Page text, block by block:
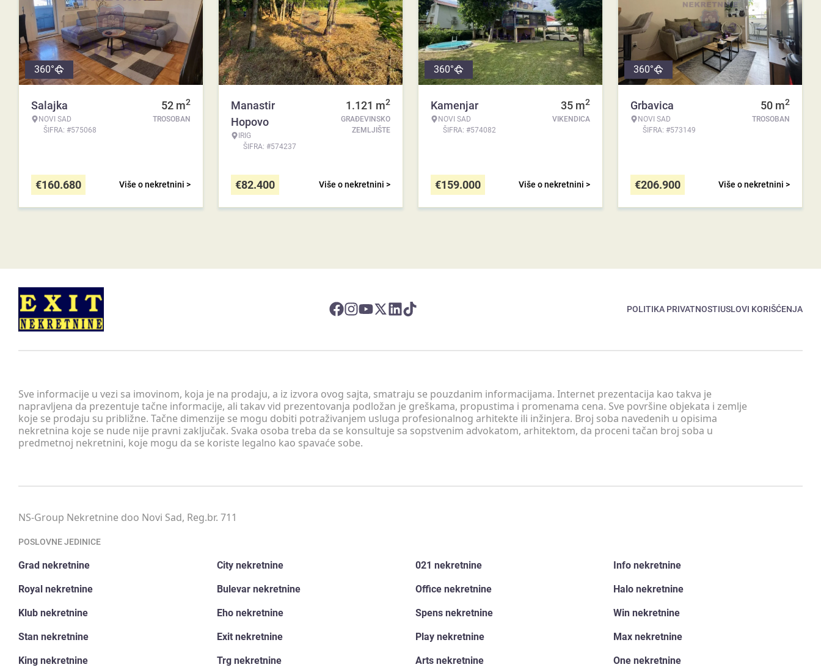
360°
Salajka
NOVI SAD
ŠIFRA: #575068
52 m2
TROSOBAN
Više o nekretnini >
€160.680
Manastir
Hopovo
IRIG
ŠIFRA: #574237
1.121 m2
GRAĐEVINSKO
ZEMLJIŠTE
Više o nekretnini >
€82.400
360°
Kamenjar
NOVI SAD
ŠIFRA: #574082
35 m2
VIKENDICA
Više o nekretnini >
€159.000
360°
Grbavica
NOVI SAD
ŠIFRA: #573149
50 m2
TROSOBAN
Više o nekretnini >
€206.900
POLITIKA PRIVATNOSTIUSLOVI KORIŠĆENJA
Sve informacije u vezi sa imovinom, koja je na prodaju, a iz izvora ovog sajta, smatraju se pouzdanim informacijama. Internet prezentacija kao takva je
napravljena da prezentuje tačne informacije, ali takav vid prezentovanja podložan je greškama, propustima i promenama cena. Sve površine objekata i zemlje
koje se prodaju su približne. Tačne dimenzije se mogu dobiti potraživanjem usluga profesionalnog arhitekte ili inžinjera. Broj soba navedenih u opisima
nekretnina koje se nude nije pravni zaključak. Svaka osoba treba da se konsultuje sa sopstvenim advokatom, arhitektom, da proceni tačan broj soba u
predmetnoj nekretnini, koje mogu da se koriste legalno kao spavaće sobe.
NS-Group Nekretnine doo Novi Sad, Reg.br. 711
POSLOVNE JEDINICE
Grad nekretnine City nekretnine 021 nekretnine Info nekretnine
Royal nekretnine Bulevar nekretnine Office nekretnine Halo nekretnine
Klub nekretnine Eho nekretnine Spens nekretnine Win nekretnine
Stan nekretnine Exit nekretnine Play nekretnine Max nekretnine
King nekretnine Trg nekretnine Arts nekretnine One nekretnine